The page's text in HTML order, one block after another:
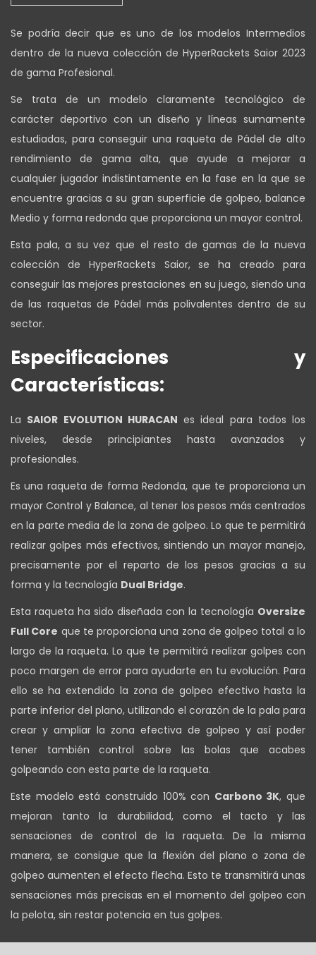
Se podría decir que es uno de los modelos Intermedios
dentro de la nueva colección de HyperRackets Saior 2023
de gama Profesional.
Se trata de un modelo claramente tecnológico de
carácter deportivo con un diseño y líneas sumamente
estudiadas, para conseguir una raqueta de Pádel de alto
rendimiento de gama alta, que ayude a mejorar a
cualquier jugador indistintamente en la fase en la que se
encuentre gracias a su gran superficie de golpeo, balance
Medio y forma redonda que proporciona un mayor control.
Esta pala, a su vez que el resto de gamas de la nueva
colección de HyperRackets Saior, se ha creado para
conseguir las mejores prestaciones en su juego, siendo una
de las raquetas de Pádel más polivalentes dentro de su
sector.
Especificaciones y
Características:
La SAIOR EVOLUTION HURACAN es ideal para todos los
niveles, desde principiantes hasta avanzados y
profesionales.
Es una raqueta de forma Redonda, que te proporciona un
mayor Control y Balance, al tener los pesos más centrados
en la parte media de la zona de golpeo. Lo que te permitirá
realizar golpes más efectivos, sintiendo un mayor manejo,
precisamente por el reparto de los pesos gracias a su
forma y la tecnología Dual Bridge.
Esta raqueta ha sido diseñada con la tecnología Oversize
Full Core que te proporciona una zona de golpeo total a lo
largo de la raqueta. Lo que te permitirá realizar golpes con
poco margen de error para ayudarte en tu evolución. Para
ello se ha extendido la zona de golpeo efectivo hasta la
parte inferior del plano, utilizando el corazón de la pala para
crear y ampliar la zona efectiva de golpeo y así poder
tener también control sobre las bolas que acabes
golpeando con esta parte de la raqueta.
Este modelo está construido 100% con Carbono 3K, que
mejoran tanto la durabilidad, como el tacto y las
sensaciones de control de la raqueta. De la misma
manera, se consigue que la flexión del plano o zona de
golpeo aumenten el efecto flecha. Esto te transmitirá unas
sensaciones más precisas en el momento del golpeo con
la pelota, sin restar potencia en tus golpes.